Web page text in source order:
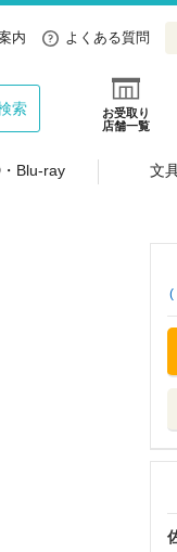
内 よくある質問
お受取り
店舗一覧
索
Blu-ray 文
(